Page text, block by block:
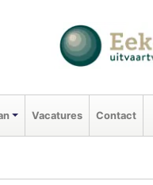
Vacatures Contact